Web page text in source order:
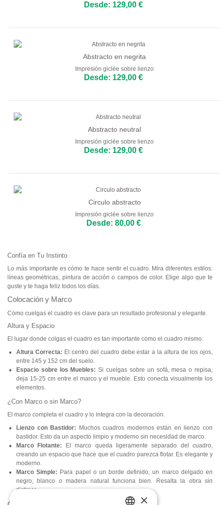
Desde: 129,00 €
Abstracto en negrita
Impresión giclée sobre lienzo
Desde: 129,00 €
Abstracto neutral
Impresión giclée sobre lienzo
Desde: 129,00 €
Circulo abstracto
Impresión giclée sobre lienzo
Desde: 80,00 €
Confía en Tu Instinto
Lo más importante es cómo te hace sentir el cuadro. Mira diferentes estilos:
líneas geométricas, pintura de acción o campos de color. Elige algo que te
guste y te haga feliz todos los días.
Colocación y Marco
Cómo cuelgas el cuadro es clave para un resultado profesional y elegante.
Altura y Espacio
El lugar donde colgas el cuadro es tan importante como el cuadro mismo.
Altura Correcta: El centro del cuadro debe estar a la altura de los ojos,
entre 145 y 152 cm del suelo.
Espacio sobre los Muebles: Si cuelgas sobre un sofá, mesa o repisa,
deja 15-25 cm entre el marco y el mueble. Esto conecta visualmente los
elementos.
¿Con Marco o sin Marco?
El marco completa el cuadro y lo integra con la decoración.
Lienzo con Bastidor: Muchos cuadros modernos están en lienzo con
bastidor. Esto da un aspecto limpio y moderno sin necesidad de marco.
Marco Flotante: El marco queda ligeramente separado del cuadro,
creando un espacio que hace que el cuadro parezca flotar. Es elegante y
moderno.
Marco Simple: Para papel o un borde definido, un marco delgado en
negro, blanco o madera natural funciona bien. Resalta la obra sin
distraer.
×